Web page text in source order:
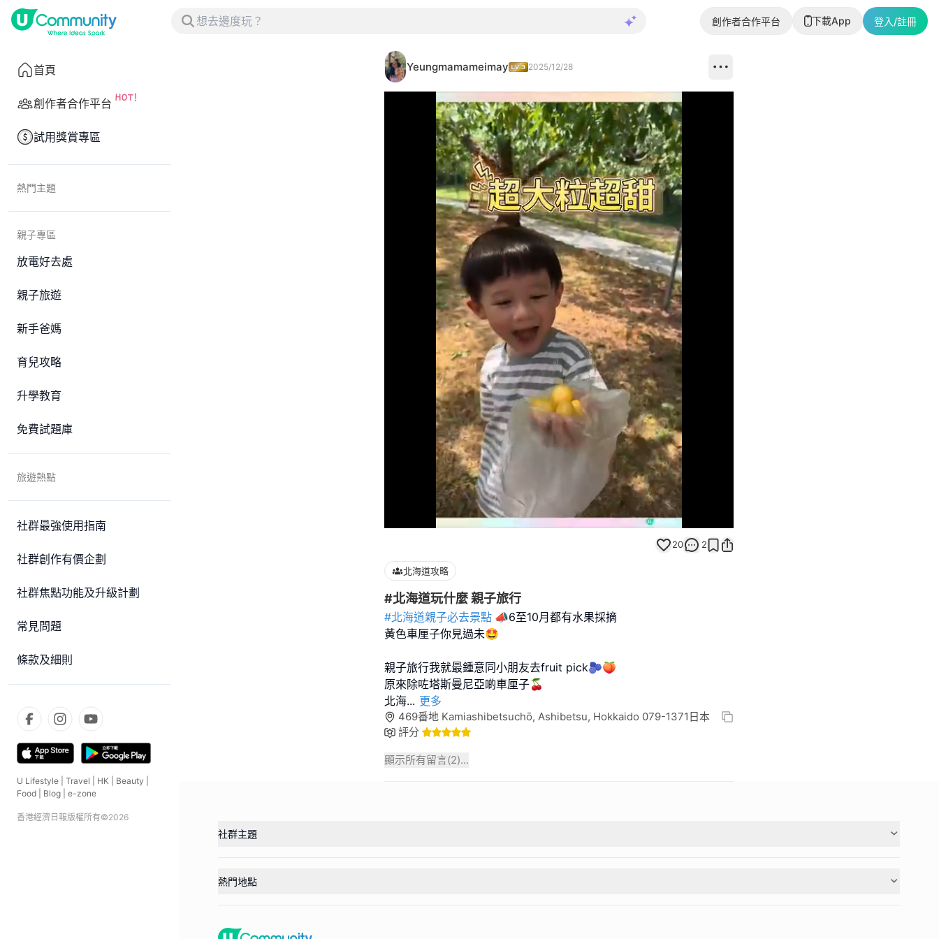
創作者合作平台 下載App 登入/註冊
首頁
創作者合作平台
試用獎賞專區
熱門主題
親子專區
放電好去處
親子旅遊
新手爸媽
育兒攻略
升學教育
免費試題庫
旅遊熱點
社群最強使用指南
社群創作有價企劃
社群焦點功能及升級計劃
常見問題
條款及細則
U Lifestyle Travel HK Beauty
Food
Blog e-zone
香港經濟日報版權所有©2026
Yeungmamameimay 2025/12/28
Loaded:
100.00%
20 2
北海道攻略
#北海道玩什麼 親子旅行
#北海道親子必去景點 📣6至10月都有水果採摘
黃色車厘子你見過未🤩
親子旅行我就最鍾意同小朋友去fruit pick🫐🍑
原來除咗塔斯曼尼亞啲車厘子🍒
北海... 更多
469番地 Kamiashibetsuchō, Ashibetsu, Hokkaido 079-1371日本
評分
顯示所有留言(2)...
社群主題
熱門地點